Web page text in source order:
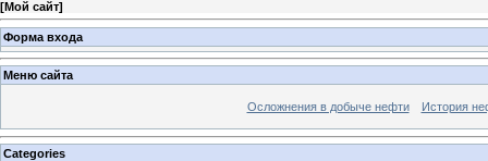
[Мой сайт]
Форма входа
Меню сайта
Осложнения в добыче нефти История
Categories